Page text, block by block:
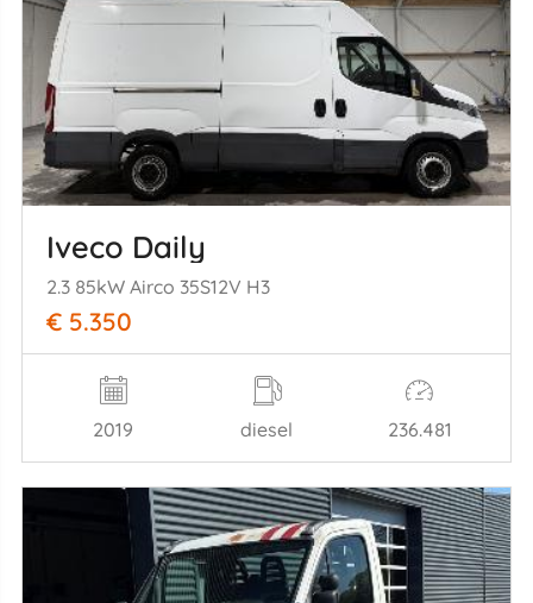
Iveco Daily
2.3 85kW Airco 35S12V H3
€ 5.350
2019 diesel 236.481